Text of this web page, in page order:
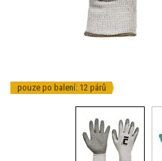
pouze po balení: 12 párů